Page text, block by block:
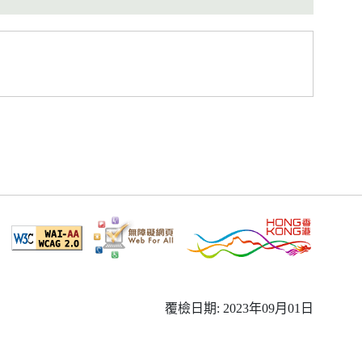
覆檢日期: 2023年09月01日